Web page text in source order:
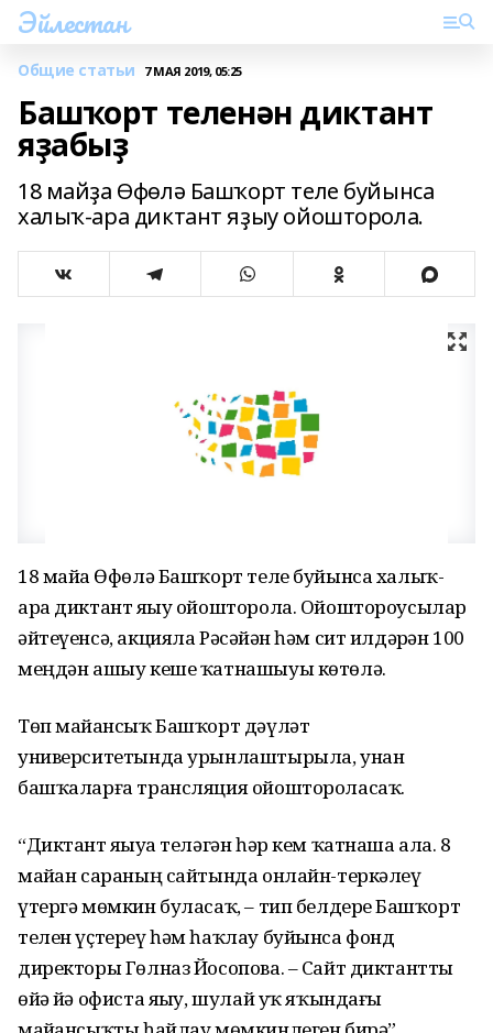
Эйлестан
Общие статьи 7 МАЯ 2019, 05:25
Башҡорт теленән диктант
яҙабыҙ
18 майҙа Өфөлә Башҡорт теле буйынса
халыҡ-ара диктант яҙыу ойошторола.
18 майҙа Өфөлә Башҡорт теле буйынса халыҡ-
ара диктант яҙыу ойошторола. Ойоштороусылар
әйтеүенсә, акцияла Рәсәйҙән һәм сит илдәрҙән 100
меңдән ашыу кеше ҡатнашыуы көтөлә.
Төп майҙансыҡ Башҡорт дәүләт
университетында урынлаштырыла, унан
башҡаларға трансляция ойоштороласаҡ.
“Диктант яҙыуҙа теләгән һәр кем ҡатнаша ала. 8
майҙан сараның сайтында онлайн-теркәлеү
үтергә мөмкин буласаҡ, – тип белдерҙе Башҡорт
телен үҫтереү һәм һаҡлау буйынса фонд
директоры Гөлназ Йосопова. – Сайт диктантты
өйҙә йә офиста яҙыу, шулай уҡ яҡындағы